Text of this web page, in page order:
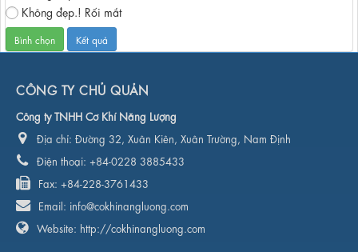
Không đẹp.! Rối mắt
CÔNG TY CHỦ QUẢN
Công ty TNHH Cơ Khí Năng Lượng
Địa chỉ: Đường 32, Xuân Kiên, Xuân Trường, Nam Định
Điện thoại: +84-0228 3885433
Fax: +84-228-3761433
Email: info@cokhinangluong.com
Website: http://cokhinangluong.com